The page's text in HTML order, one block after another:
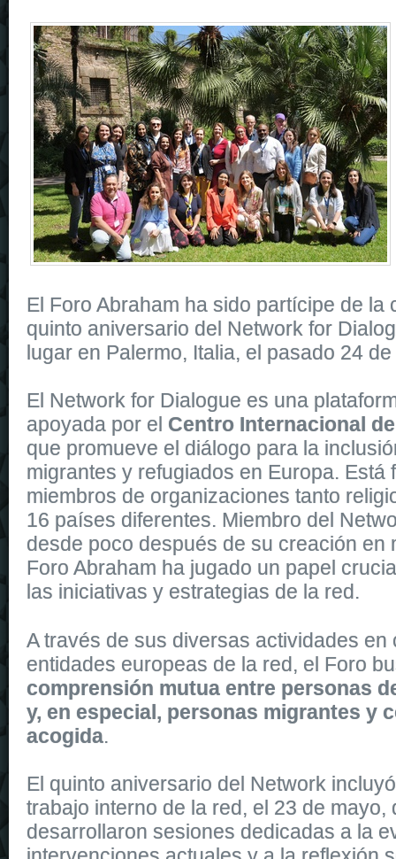
El Foro Abraham ha sido partícipe de la
quinto aniversario del Network for
lugar en Palermo, Italia, el pasado 24
El Network for Dialogue es una
apoyada por el Centro Internacional
que promueve el diálogo para la
migrantes y refugiados en Europa. Está
miembros de organizaciones tanto
16 países diferentes. Miembro del
desde poco después de su creación en
Foro Abraham ha jugado un papel
las iniciativas y estrategias de la red.
It replica watchesis dressed in shiny rose gold, and shares the
replica ukwatches of the collection. It is secured to the wrist by a
A través de sus diversas actividades en
entidades europeas de la red, el Foro
comprensión mutua entre personas
y, en especial, personas migrantes y
acogida.
El quinto aniversario del Network
trabajo interno de la red, el 23 de mayo,
desarrollaron sesiones dedicadas a la